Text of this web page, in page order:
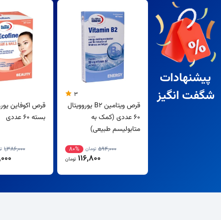
پیشنهادات
شگفت انگیز
3
قرص ویتامین B2 یوروویتال
60 عددی (کمک به
متابولیسم طبیعی)
594,000 تومان 80%
116,800 تومان
قرص اکوفاین
بسته 60 عددی
1,386,000